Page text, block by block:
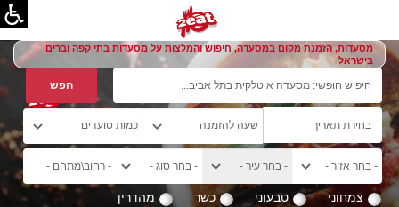
מסעדות, הזמנת מקום במסעדה, חיפוש והמלצות על מסעדות בתי קפה וברים
בישראל
צמחוני טבעוני כשר מהדרין